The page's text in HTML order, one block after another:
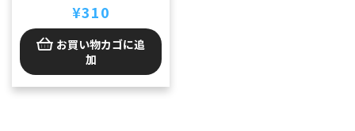
¥310
お買い物カゴに追
加